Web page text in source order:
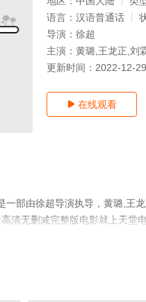
语言： 汉语普通话
导演： 徐超
主演： 黄璐,王龙正,刘
更新时间： 2022-12-29
 在线观看
一部由徐超导演执导，黄璐,王
清无删减完整版电影就上天堂